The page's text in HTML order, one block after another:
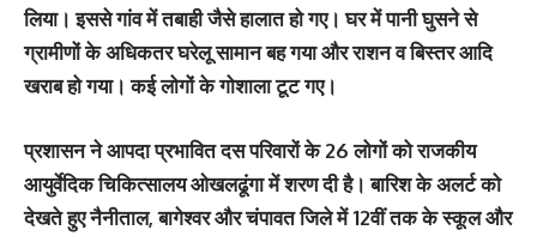
लिया। इससे गांव में तबाही जैसे हालात हो गए। घर में पानी घुसने से
ग्रामीणों के अधिकतर घरेलू सामान बह गया और राशन व बिस्तर आदि
खराब हो गया। कई लोगों के गोशाला टूट गए।
प्रशासन ने आपदा प्रभावित दस परिवारों के 26 लोगों को राजकीय
आयुर्वेदिक चिकित्सालय ओखलढूंगा में शरण दी है। बारिश के अलर्ट को
देखते हुए नैनीताल, बागेश्वर और चंपावत जिले में 12वीं तक के स्कूल और